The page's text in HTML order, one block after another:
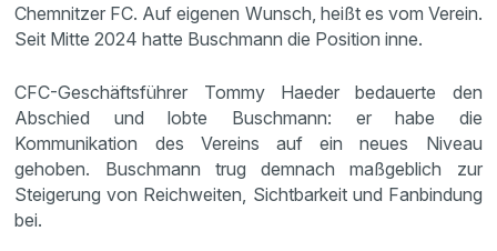
Chemnitzer FC. Auf eigenen Wunsch, heißt es vom Verein.
Seit Mitte 2024 hatte Buschmann die Position inne.
CFC-Geschäftsführer Tommy Haeder bedauerte den
Abschied und lobte Buschmann: er habe die
Kommunikation des Vereins auf ein neues Niveau
gehoben. Buschmann trug demnach maßgeblich zur
Steigerung von Reichweiten, Sichtbarkeit und Fanbindung
bei.